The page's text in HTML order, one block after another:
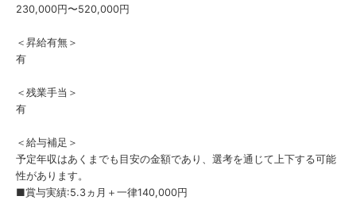
230,000円〜520,000円
＜昇給有無＞
有
＜残業手当＞
有
＜給与補足＞
予定年収はあくまでも目安の金額であり、選考を通じて上下する可能
性があります。
■賞与実績:5.3ヵ月＋一律140,000円